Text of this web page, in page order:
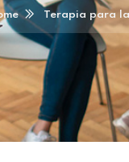
Terapia para